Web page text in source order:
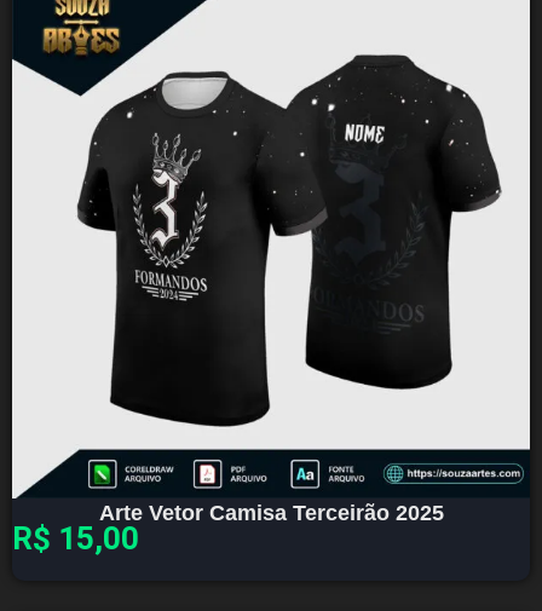
Arte Vetor Camisa Terceirão 2025
R$ 15,00